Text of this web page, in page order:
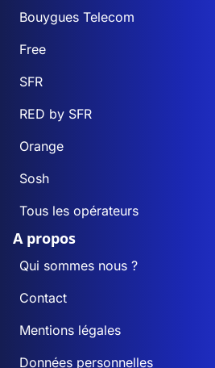
Bouygues Telecom
Free
SFR
RED by SFR
Orange
Sosh
Tous les opérateurs
A propos
Qui sommes nous ?
Contact
Mentions légales
Données personnelles